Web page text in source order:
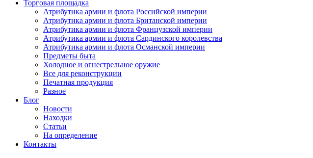
Торговая площадка
Атрибутика армии и флота Российской империи
Атрибутика армии и флота Британской империи
Атрибутика армии и флота Французской империи
Атрибутика армии и флота Сардинского королевства
Атрибутика армии и флота Османской империи
Предметы быта
Холодное и огнестрельное оружие
Все для реконструкции
Печатная продукция
Разное
Блог
Новости
Находки
Статьи
На определение
Контакты